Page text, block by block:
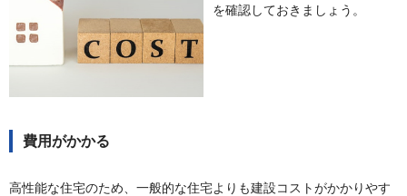
を確認しておきましょう。
費用がかかる
高性能な住宅のため、一般的な住宅よりも建設コストがかかりやす